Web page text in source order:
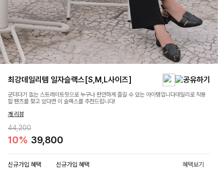
최강데일리템 일자슬랙스[S,M,L사이즈]
군더더기 없는 스트레이트핏으로 누구나 편안하게 즐길 수 있는 아이템입니다데일리로 착용
할 팬츠를 찾고 있다면 이 슬랙스를 추천드립니다!
개 리뷰
44,200
10% 39,800
신규가입 혜택 신규가입 혜택 혜택보기